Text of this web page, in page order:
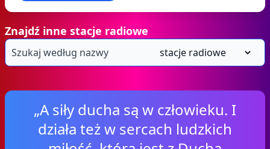
Znajdź inne stacje radiowe
„A siły ducha są w człowieku. I
działa też w sercach ludzkich